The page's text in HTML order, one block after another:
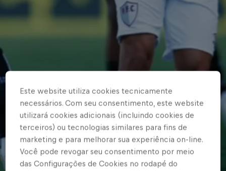
Este website utiliza cookies tecnicamente
necessários. Com seu consentimento, este website
utilizará cookies adicionais (incluindo cookies de
terceiros) ou tecnologias similares para fins de
marketing e para melhorar sua experiência on-line.
Você pode revogar seu consentimento por meio
das Configurações de Cookies no rodapé do